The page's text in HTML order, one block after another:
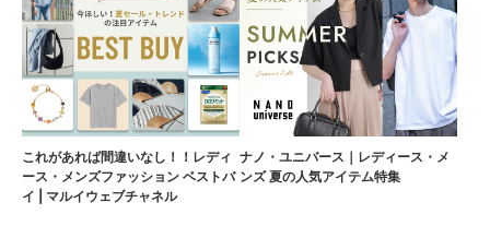
これがあれば間違いなし！！レディ
ース・メンズファッション ベストバ
イ | マルイウェブチャネル
ナノ・ユニバース｜レディース・メ
ンズ 夏の人気アイテム特集